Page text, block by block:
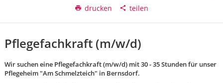
drucken teilen
Pflegefachkraft (m/w/d)
Wir suchen eine Pflegefachkraft (m/w/d) mit 30 - 35 Stunden für unser
Pflegeheim "Am Schmelzteich" in Bernsdorf.